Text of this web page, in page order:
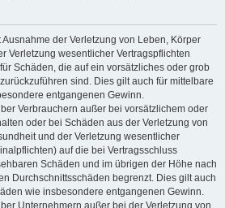
Ausnahme der Verletzung von Leben, Körper
Verletzung wesentlicher Vertragspflichten
Schäden, die auf ein vorsätzliches oder grob
sind. Dies gilt auch für mittelbare
entgangenen Gewinn.
Verbrauchern außer bei vorsätzlichem oder
oder bei Schäden aus der Verletzung von
und der Verletzung wesentlicher
auf die bei Vertragsschluss
Schäden und im übrigen der Höhe nach
Durchschnittsschäden begrenzt. Dies gilt auch
wie insbesondere entgangenen Gewinn.
Unternehmern außer bei der Verletzung von